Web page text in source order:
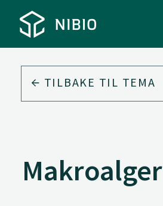
TILBAKE TIL TEMA
Makroalger